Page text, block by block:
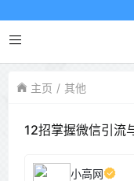
主页 其他
12招掌握微信引流
小高网